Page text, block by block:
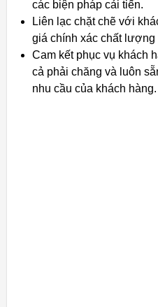
các biện pháp cải tiến.
Liên lạc chặt chẽ với
giá chính xác chất lượng
Cam kết phục vụ khách
cả phải chăng và luôn
nhu cầu của khách hàng.